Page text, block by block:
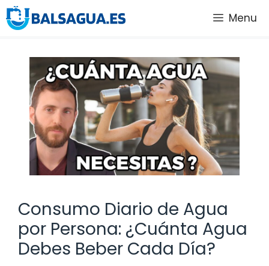
Saltar
al
Menu
Consumo Diario de Agua
por Persona: ¿Cuánta Agua
Debes Beber Cada Día?